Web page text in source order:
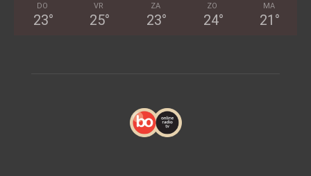
DO
23°
VR
25°
ZA
23°
ZO
24°
MA
21 °